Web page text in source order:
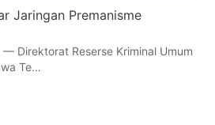
Jaringan Premanisme
Direktorat Reserse Kriminal Umum
Te…